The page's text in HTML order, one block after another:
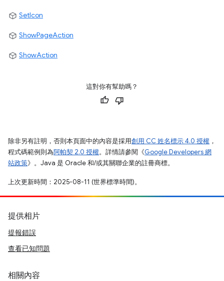
SetIcon
ShowPageAction
ShowAction
這對你有幫助嗎？
除非另有註明，否則本頁面中的內容是採用創用 CC 姓名標示 4.0 授權 ，
程式碼範例則為阿帕契 2.0 授權。詳情請參閱《Google Developers 網
站政策》。Java 是 Oracle 和/或其關聯企業的註冊商標。
上次更新時間：2025-08-11 (世界標準時間)。
提供相片
提報錯誤
查看已知問題
相關內容